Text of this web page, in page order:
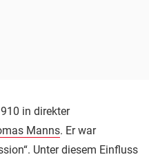
in direkter
Manns. Er war
Unter diesem Einfluss